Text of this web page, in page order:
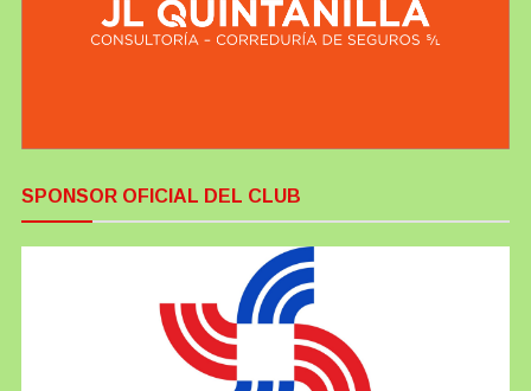
SPONSOR OFICIAL DEL CLUB